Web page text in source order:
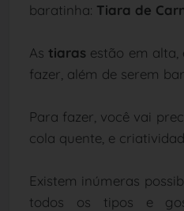
baratinha: Tiara de
As tiaras estão em alta,
fazer, além de serem
Para fazer, você vai
cola quente, e
Existem inúmeras
todos os tipos e